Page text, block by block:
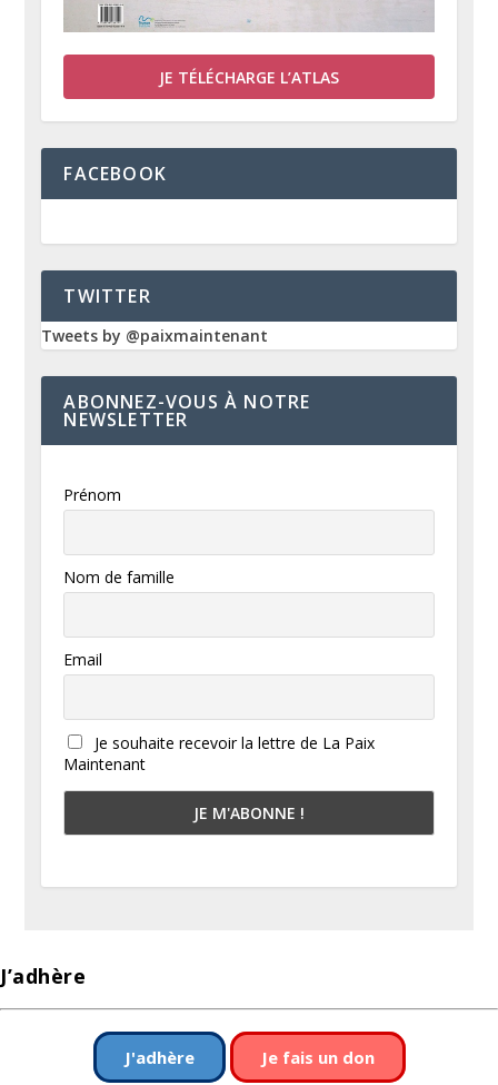
JE TÉLÉCHARGE L’ATLAS
FACEBOOK
TWITTER
Tweets by @paixmaintenant
ABONNEZ-VOUS À NOTRE
NEWSLETTER
Prénom
Nom de famille
Email
Je souhaite recevoir la lettre de La Paix
Maintenant
J’adhère
J'adhère Je fais un don